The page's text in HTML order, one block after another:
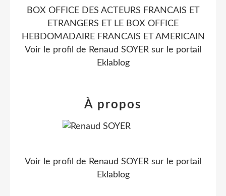
BOX OFFICE DES ACTEURS FRANCAIS ET
ETRANGERS ET LE BOX OFFICE
HEBDOMADAIRE FRANCAIS ET AMERICAIN
Voir le profil de Renaud SOYER sur le portail
Eklablog
À propos
Voir le profil de Renaud SOYER sur le portail
Eklablog